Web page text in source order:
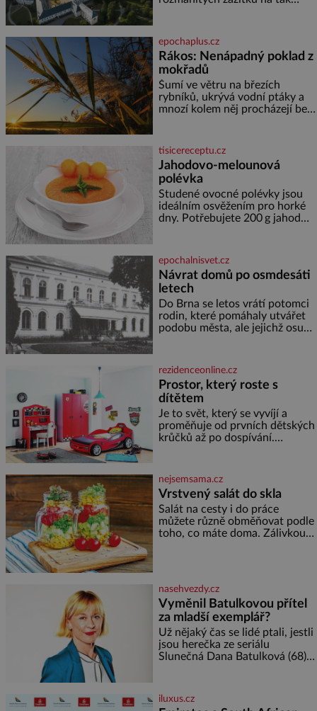
jediného dne můžete
nahlédnout do útrob jedné z
nejvýznamnějších vodních
elektráren v Evropě, vydat se na
horské hřebeny, projet se na
koloběžce a den zakončit
poznáváním památek ve
epochaplus.cz
Rákos: Nenápadný poklad z
mokřadů
Šumí ve větru na březích
rybníků, ukrývá vodní ptáky a
mnozí kolem něj procházejí bez
lodě, zapisovat první texty a
inspiroval řadu pověstí. Tato
skromná, ale užitečná rostlina
provází člověka už tisíce let.
Většina lidí vnímá rákos jen jako
obyčejnou kulisu letního
koupání. Stačí se však podívat
tisicereceptu.cz
Jahodovo-melounová
polévka
Studené ovocné polévky jsou
ideálním osvěžením pro horké
dny. Potřebujete 200 g jahod
cukru krystal 1 lžíci medu 200 g
zakysané sm
epochalnisvet.cz
Návrat domů po osmdesáti
letech
Do Brna se letos vrátí potomci
rodin, které pomáhaly utvářet
podobu města, ale jejichž osudy
Placzek, Löw-Beer, Fuhrmann,
Kohn a Stiassni se stanou
jednou z hlavních
dramaturgických linií festivalu
židovské kultury ŠTETL FEST
2026. Některé návraty nejsou
jednoduché. Místa, která si
rezidenceonline.cz
Prostor, který roste s
dítětem
Je to svět, který se vyvíjí a
proměňuje od prvních dětských
krůčků až po dospívání.
soustředění i odpočinek a
reaguje na každou etapu života
a specifické potřeby dítěte. Pro
nejmenší je klíčová
jednoduchost, měkkost a
bezpečí, proto by pokoj
nejsemsama.cz
Vrstvený salát do skla
Salát na cesty i do práce
můžete různě obměňovat podle
toho, co máte doma. Zálivkou
potřebujete: ✿ 1/4 ledového
nebo jiného salátu (římský salát,
polníček…) ✿ 1 malá konzerva
kukuřice ✿ ½ okurky ✿ 2
rajčata Zálivka: ✿ 4 lžíce
olivového oleje ✿ 1 lžíci
citronové šťávy ✿ ½ stroužku
nasehvezdy.cz
Vyměnil Batulkovou přítel
za mladší exemplář?
Už nějaký čas se lidé ptali, jestli
jsou herečka ze seriálu
Slunečná Dana Batulková (68) a
od sebe přítele od samého
začátku odhán
iluxus.cz